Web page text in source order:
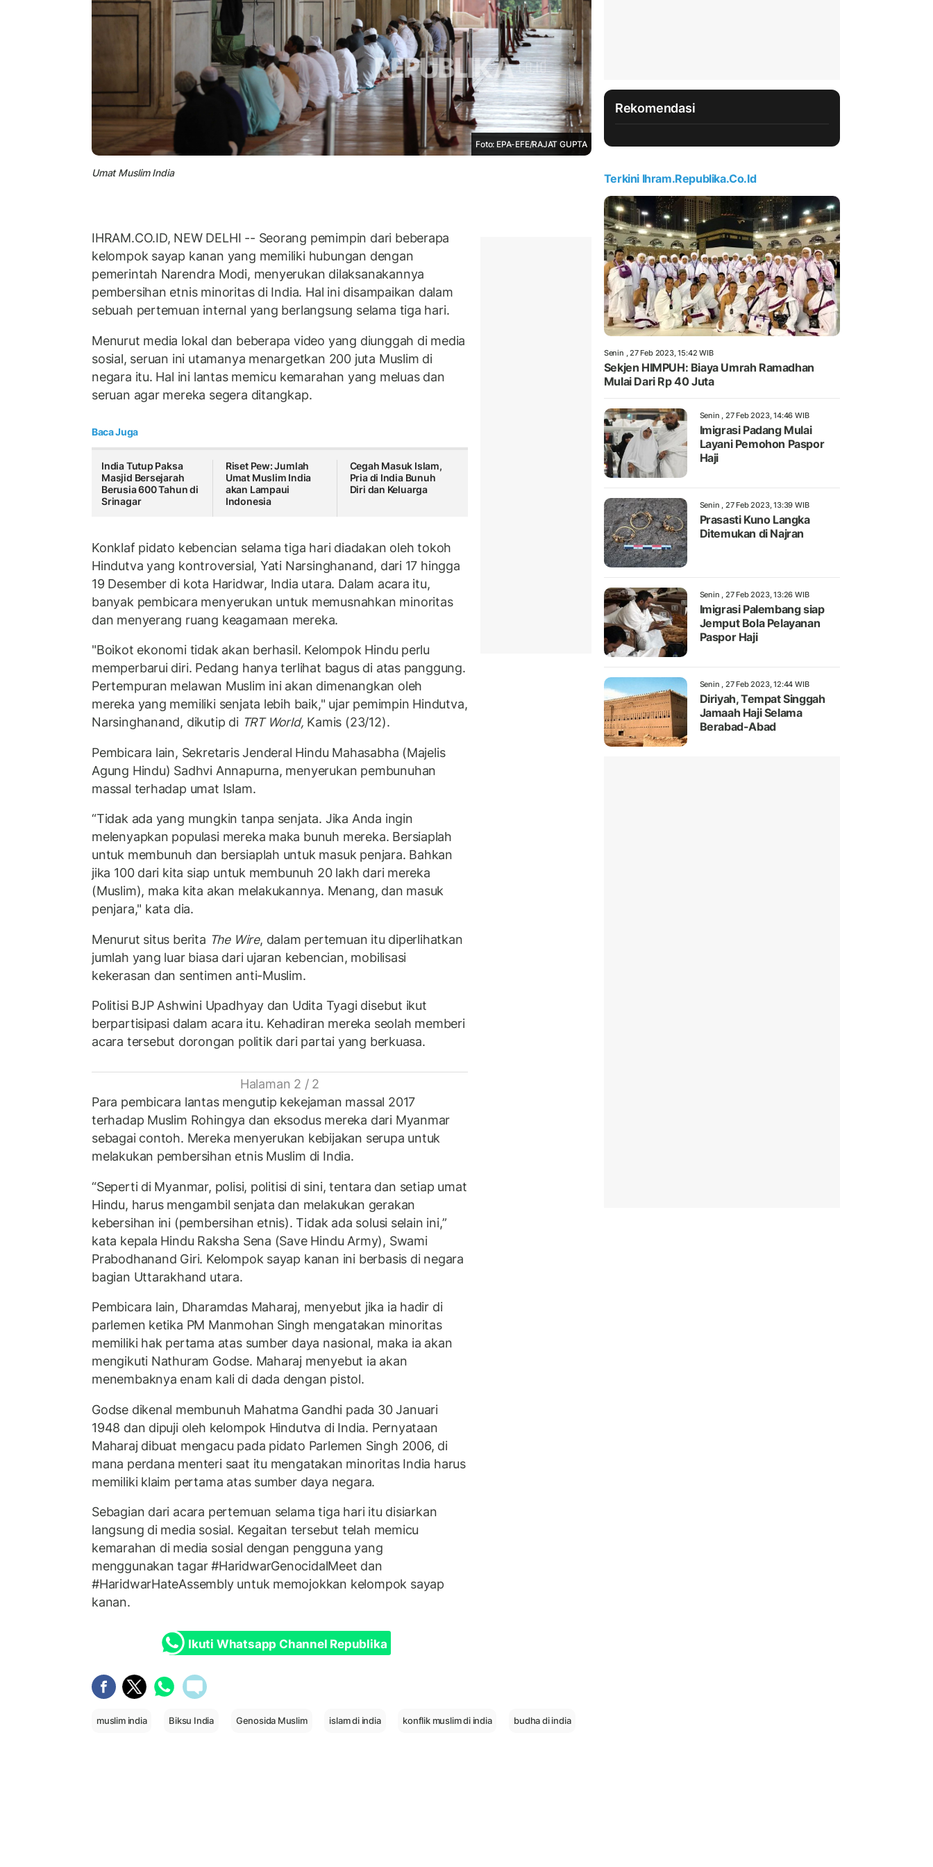
Foto: EPA-EFE/RAJAT GUPTA
Umat Muslim India
IHRAM.CO.ID, NEW DELHI -- Seorang pemimpin dari beberapa
kelompok sayap kanan yang memiliki hubungan dengan
pemerintah Narendra Modi, menyerukan dilaksanakannya
pembersihan etnis minoritas di India. Hal ini disampaikan dalam
sebuah pertemuan internal yang berlangsung selama tiga hari.
Menurut media lokal dan beberapa video yang diunggah di media
sosial, seruan ini utamanya menargetkan 200 juta Muslim di
negara itu. Hal ini lantas memicu kemarahan yang meluas dan
seruan agar mereka segera ditangkap.
Baca Juga
India Tutup Paksa
Masjid Bersejarah
Berusia 600 Tahun di
Srinagar
Riset Pew: Jumlah
Umat Muslim India
akan Lampaui
Indonesia
Cegah Masuk Islam,
Pria di India Bunuh
Diri dan Keluarga
Konklaf pidato kebencian selama tiga hari diadakan oleh tokoh
Hindutva yang kontroversial, Yati Narsinghanand, dari 17 hingga
19 Desember di kota Haridwar, India utara. Dalam acara itu,
banyak pembicara menyerukan untuk memusnahkan minoritas
dan menyerang ruang keagamaan mereka.
"Boikot ekonomi tidak akan berhasil. Kelompok Hindu perlu
memperbarui diri. Pedang hanya terlihat bagus di atas panggung.
Pertempuran melawan Muslim ini akan dimenangkan oleh
mereka yang memiliki senjata lebih baik," ujar pemimpin Hindutva,
Narsinghanand, dikutip di TRT World, Kamis (23/12).
Pembicara lain, Sekretaris Jenderal Hindu Mahasabha (Majelis
Agung Hindu) Sadhvi Annapurna, menyerukan pembunuhan
massal terhadap umat Islam.
“Tidak ada yang mungkin tanpa senjata. Jika Anda ingin
melenyapkan populasi mereka maka bunuh mereka. Bersiaplah
untuk membunuh dan bersiaplah untuk masuk penjara. Bahkan
jika 100 dari kita siap untuk membunuh 20 lakh dari mereka
(Muslim), maka kita akan melakukannya. Menang, dan masuk
penjara," kata dia.
Menurut situs berita The Wire, dalam pertemuan itu diperlihatkan
jumlah yang luar biasa dari ujaran kebencian, mobilisasi
kekerasan dan sentimen anti-Muslim.
Politisi BJP Ashwini Upadhyay dan Udita Tyagi disebut ikut
berpartisipasi dalam acara itu. Kehadiran mereka seolah memberi
acara tersebut dorongan politik dari partai yang berkuasa.
Halaman 2 / 2
Para pembicara lantas mengutip kekejaman massal 2017
terhadap Muslim Rohingya dan eksodus mereka dari Myanmar
sebagai contoh. Mereka menyerukan kebijakan serupa untuk
melakukan pembersihan etnis Muslim di India.
“Seperti di Myanmar, polisi, politisi di sini, tentara dan setiap umat
Hindu, harus mengambil senjata dan melakukan gerakan
kebersihan ini (pembersihan etnis). Tidak ada solusi selain ini,”
kata kepala Hindu Raksha Sena (Save Hindu Army), Swami
Prabodhanand Giri. Kelompok sayap kanan ini berbasis di negara
bagian Uttarakhand utara.
Pembicara lain, Dharamdas Maharaj, menyebut jika ia hadir di
parlemen ketika PM Manmohan Singh mengatakan minoritas
memiliki hak pertama atas sumber daya nasional, maka ia akan
mengikuti Nathuram Godse. Maharaj menyebut ia akan
menembaknya enam kali di dada dengan pistol.
Godse dikenal membunuh Mahatma Gandhi pada 30 Januari
1948 dan dipuji oleh kelompok Hindutva di India. Pernyataan
Maharaj dibuat mengacu pada pidato Parlemen Singh 2006, di
mana perdana menteri saat itu mengatakan minoritas India harus
memiliki klaim pertama atas sumber daya negara.
Sebagian dari acara pertemuan selama tiga hari itu disiarkan
langsung di media sosial. Kegaitan tersebut telah memicu
kemarahan di media sosial dengan pengguna yang
menggunakan tagar #HaridwarGenocidalMeet dan
#HaridwarHateAssembly untuk memojokkan kelompok sayap
kanan.
Ikuti Whatsapp Channel Republika
muslim india Biksu India Genosida Muslim islam di india konflik muslim di india budha di india
Rekomendasi
Terkini Ihram.republika.co.id
Senin , 27 Feb 2023, 15:42 WIB
Sekjen HIMPUH: Biaya Umrah Ramadhan
Mulai Dari Rp 40 Juta
Senin , 27 Feb 2023, 14:46 WIB
Imigrasi Padang Mulai
Layani Pemohon Paspor
Haji
Senin , 27 Feb 2023, 13:39 WIB
Prasasti Kuno Langka
Ditemukan di Najran
Senin , 27 Feb 2023, 13:26 WIB
Imigrasi Palembang siap
Jemput Bola Pelayanan
Paspor Haji
Senin , 27 Feb 2023, 12:44 WIB
Diriyah, Tempat Singgah
Jamaah Haji Selama
Berabad-Abad